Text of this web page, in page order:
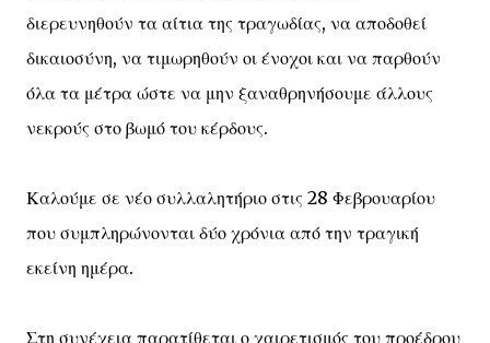
διερευνηθούν τα αίτια της τραγωδίας, να αποδοθεί
δικαιοσύνη, να τιμωρηθούν οι ένοχοι και να παρθούν
όλα τα μέτρα ώστε να μην ξαναθρηνήσουμε άλλους
νεκρούς στο βωμό του κέρδους.
Καλούμε σε νέο συλλαλητήριο στις 28 Φεβρουαρίου
που συμπληρώνονται δύο χρόνια από την τραγική
εκείνη ημέρα.
Στη συνέχεια παρατίθεται ο χαιρετισμός του προέδρου